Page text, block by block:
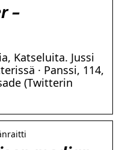
–
Katseluita. Jussi
· Panssi, 114,
(Twitterin